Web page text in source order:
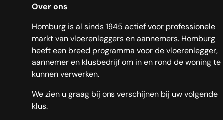
Over ons
Homburg is al sinds 1945 actief voor professionele
markt van vloerenleggers en aannemers. Homburg
heeft een breed programma voor de vloerenlegger,
aannemer en klusbedrijf om in en rond de woning te
kunnen verwerken.
We zien u graag bij ons verschijnen bij uw volgende
klus.